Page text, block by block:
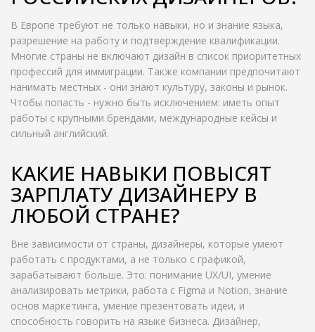
В Европе требуют не только навыки, но и знание языка,
разрешение на работу и подтверждение квалификации.
Многие страны не включают дизайн в список приоритетных
профессий для иммиграции. Также компании предпочитают
нанимать местных - они знают культуру, законы и рынок.
Чтобы попасть - нужно быть исключением: иметь опыт
работы с крупными брендами, международные кейсы и
сильный английский.
КАКИЕ НАВЫКИ ПОВЫСЯТ
ЗАРПЛАТУ ДИЗАЙНЕРУ В
ЛЮБОЙ СТРАНЕ?
Вне зависимости от страны, дизайнеры, которые умеют
работать с продуктами, а не только с графикой,
зарабатывают больше. Это: понимание UX/UI, умение
анализировать метрики, работа с Figma и Notion, знание
основ маркетинга, умение презентовать идеи, и
способность говорить на языке бизнеса. Дизайнер,